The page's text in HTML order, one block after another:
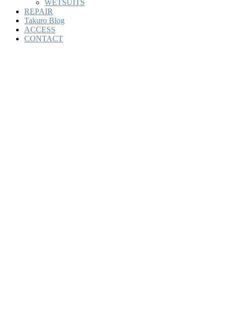
WETSUITS
REPAIR
Takuro Blog
ACCESS
CONTACT